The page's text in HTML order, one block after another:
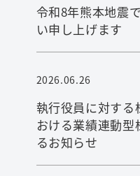
令和8年熊本地震
い申し上げます
2026.06.26
執行役員に対する
おける業績連動
るお知らせ